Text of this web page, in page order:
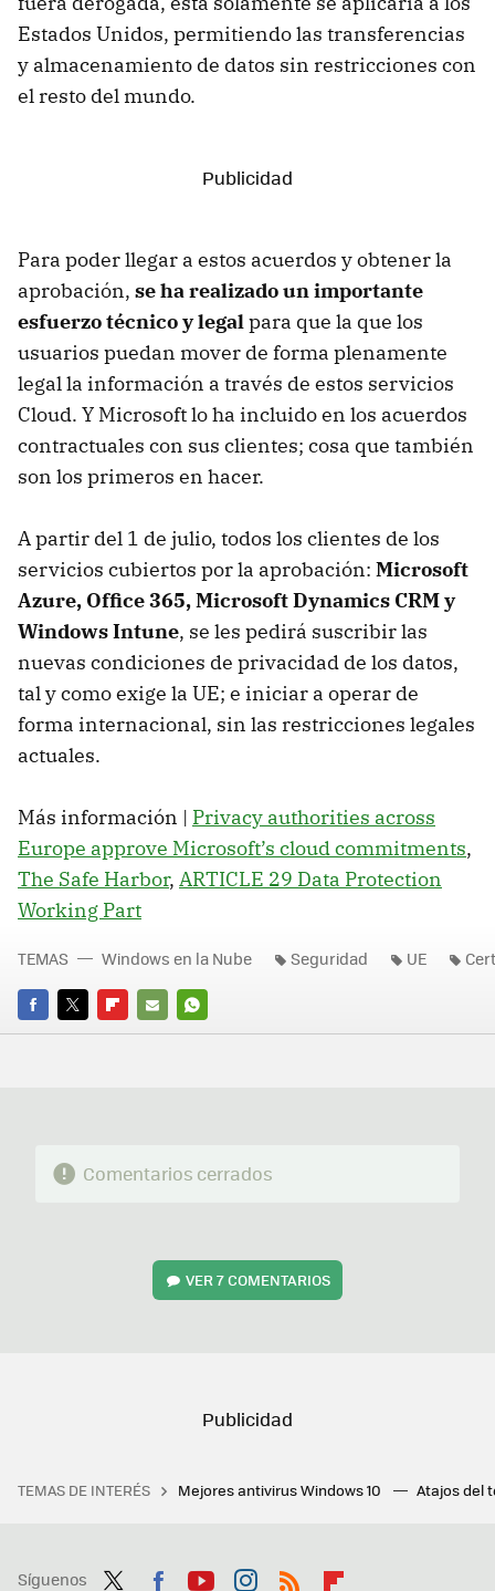
Estados Unidos, permitiendo las transferencias
y almacenamiento de datos sin restricciones con
el resto del mundo.
Para poder llegar a estos acuerdos y obtener la
aprobación, se ha realizado un importante
esfuerzo técnico y legalpara que la que los
usuarios puedan mover de forma plenamente
legal la información a través de estos servicios
Cloud. Y Microsoft lo ha incluido en los acuerdos
contractuales con sus clientes; cosa que también
son los primeros en hacer.
A partir del 1 de julio, todos los clientes de los
servicios cubiertos por la aprobación: Microsoft
Azure, Office 365, Microsoft Dynamics CRM y
Windows Intune, se les pedirá suscribir las
nuevas condiciones de privacidad de los datos,
tal y como exige la UE; e iniciar a operar de
forma internacional, sin las restricciones legales
actuales.
Más información | Privacy authorities across
Europe approve Microsoft’s cloud commitments,
The Safe Harbor, ARTICLE 29 Data Protection
Working Part
FACEBOOK
TWITTERFLIPBOARD
E-
WHATSAPP
TEMAS Windows en la Nube Seguridad UE
Comentarios cerrados
VER7 COMENTARIOS
TEMAS DE INTERÉS Mejores antivirus Windows 10 Atajos del
Síguenos